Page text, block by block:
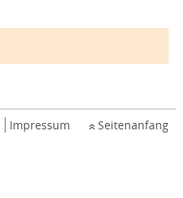
Impressum Seitenanfang